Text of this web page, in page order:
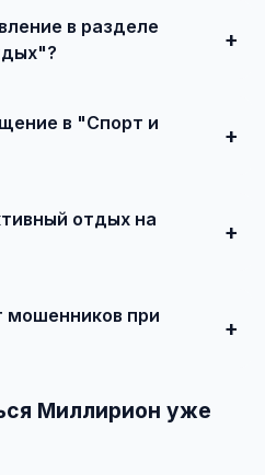
в разделе
форму и опубликуйте.
в "Спорт и
всего от 500 ₽ в месяц.
отдых на
мошенников при
Миллирион уже